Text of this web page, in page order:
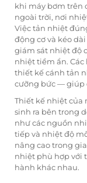
khi máy bơm trên
ngoài trời, nơi
Việc tản nhiệt
động cơ và kéo
giám sát nhiệt độ
nhiệt tiềm ẩn.
thiết kế cánh tản
cưỡng bức — giúp
Thiết kế nhiệt của
sinh ra bên trong
như các nguồn
tiếp và nhiệt độ
nâng cao trong
nhiệt phù hợp với
hành khác nhau.